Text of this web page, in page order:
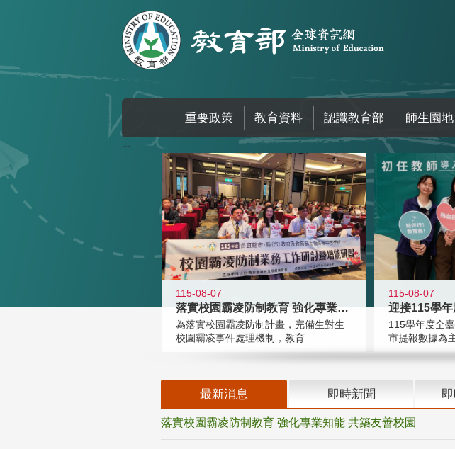
重要政策 教育資料 認識教育部 師生園地
:::
115-08-07
落實校園霸凌防制教育 強化專業知能
為落實校園霸凌防制計畫，完備生對生
校園霸凌事件處理機制，教育...
115-08-07
115學年度全
市提報數據為
最新消息 即時新聞
落實校園霸凌防制教育 強化專業知能 共築友善校園